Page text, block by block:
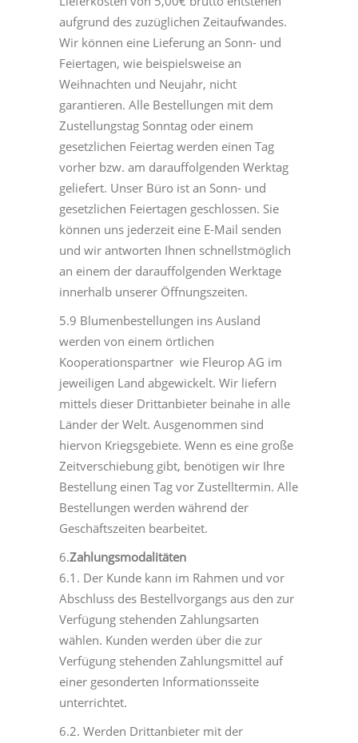
aufgrund des zuzüglichen Zeitaufwandes.
Wir können eine Lieferung an Sonn- und
Feiertagen, wie beispielsweise an
Weihnachten und Neujahr, nicht
garantieren. Alle Bestellungen mit dem
Zustellungstag Sonntag oder einem
gesetzlichen Feiertag werden einen Tag
vorher bzw. am darauffolgenden Werktag
geliefert. Unser Büro ist an Sonn- und
gesetzlichen Feiertagen geschlossen. Sie
können uns jederzeit eine E-Mail senden
und wir antworten Ihnen schnellstmöglich
an einem der darauffolgenden Werktage
innerhalb unserer Öffnungszeiten.
5.9 Blumenbestellungen ins Ausland
werden von einem örtlichen
Kooperationspartner wie Fleurop AG im
jeweiligen Land abgewickelt. Wir liefern
mittels dieser Drittanbieter beinahe in alle
Länder der Welt. Ausgenommen sind
hiervon Kriegsgebiete. Wenn es eine große
Zeitverschiebung gibt, benötigen wir Ihre
Bestellung einen Tag vor Zustelltermin. Alle
Bestellungen werden während der
Geschäftszeiten bearbeitet.
6.Zahlungsmodalitäten
6.1. Der Kunde kann im Rahmen und vor
Abschluss des Bestellvorgangs aus den zur
Verfügung stehenden Zahlungsarten
wählen. Kunden werden über die zur
Verfügung stehenden Zahlungsmittel auf
einer gesonderten Informationsseite
unterrichtet.
6.2. Werden Drittanbieter mit der